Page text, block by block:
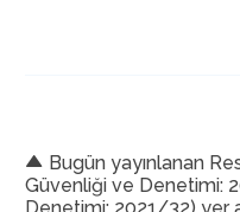
Bugün yayınlanan
Güvenliği ve Denetimi: